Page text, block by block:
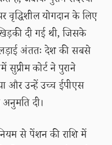
योगदान के लिए
दी गई थी, जिसके
अंततः देश की सबसे
कोर्ट ने पुराने
और उन्हें उच्च ईपीएस
दी।
से पेंशन की राशि में